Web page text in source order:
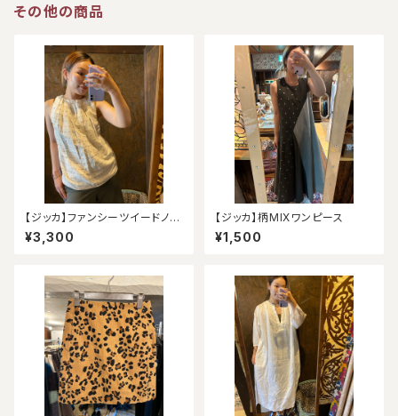
その他の商品
【ジッカ】ファンシーツイードノー
スリーブ（アウトレット）
¥3,300
【ジッカ】柄MIXワンピース
¥1,500